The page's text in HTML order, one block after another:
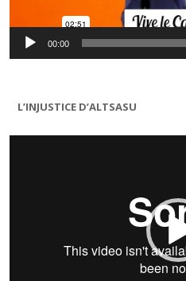
00:00
L’INJUSTICE D’ALTSASU
Lecteur